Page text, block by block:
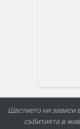
Щастието ни зависи
събитията в